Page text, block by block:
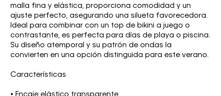
malla fina y elástica, proporciona comodidad y un
ajuste perfecto, asegurando una silueta favorecedora.
Ideal para combinar con un top de bikini a juego o
contrastante, es perfecta para días de playa o piscina.
Su diseño atemporal y su patrón de ondas la
convierten en una opción distinguida para este verano.
Características
• Encaje elástico transparente